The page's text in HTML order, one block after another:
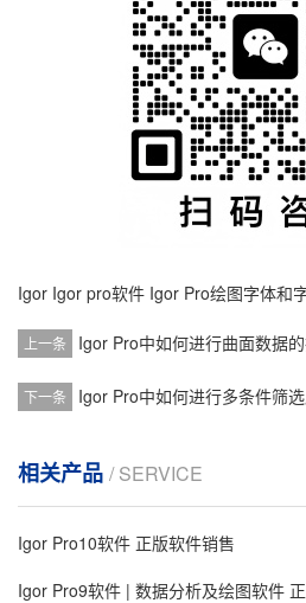
Igor Igor pro软件 Igor Pro绘图字体和
上一条 Igor Pro中如何进行曲面数据的
下一条 Igor Pro中如何进行多条件筛选
相关产品 / SERVICE
Igor Pro10软件 正版软件销售
Igor Pro9软件 | 数据分析及绘图软件